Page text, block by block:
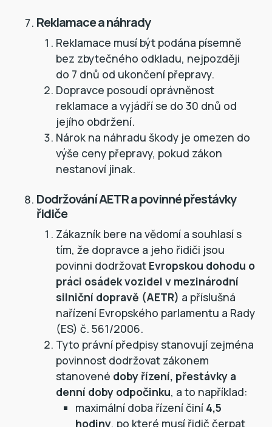
Reklamace a náhrady
Reklamace musí být podána písemně
bez zbytečného odkladu, nejpozději
do 7 dnů od ukončení přepravy.
Dopravce posoudí oprávněnost
reklamace a vyjádří se do 30 dnů od
jejího obdržení.
Nárok na náhradu škody je omezen do
výše ceny přepravy, pokud zákon
nestanoví jinak.
Dodržování AETR a povinné přestávky
řidiče
Zákazník bere na vědomí a souhlasí s
tím, že dopravce a jeho řidiči jsou
povinni dodržovat Evropskou dohodu o
práci osádek vozidel v mezinárodní
silniční dopravě (AETR) a příslušná
nařízení Evropského parlamentu a Rady
(ES) č. 561/2006.
Tyto právní předpisy stanovují zejména
povinnost dodržovat zákonem
stanovené doby řízení, přestávky a
denní doby odpočinku, a to například:
maximální doba řízení činí 4,5
hodiny, po které musí řidič čerpat